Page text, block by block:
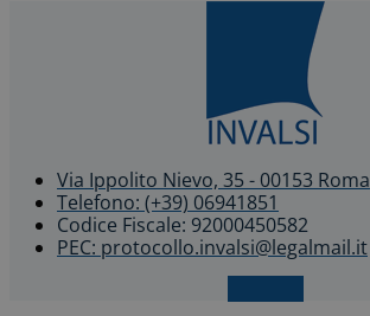
Via Ippolito Nievo, 35 - 00153 Roma
Telefono: (+39) 06941851
Codice Fiscale: 92000450582
PEC: protocollo.invalsi@legalmail.it